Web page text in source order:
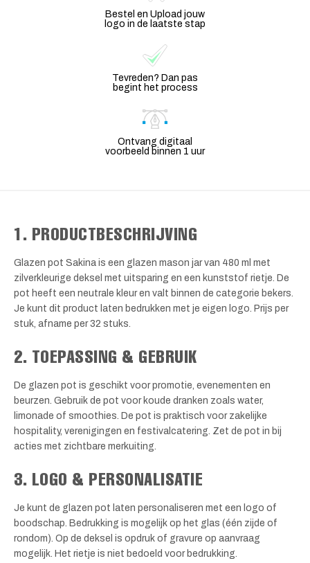
Bestel en Upload jouw
logo in de laatste stap
Tevreden? Dan pas
begint het process
Ontvang digitaal
voorbeeld binnen 1 uur
1. PRODUCTBESCHRIJVING
Glazen pot Sakina is een glazen mason jar van 480 ml met
zilverkleurige deksel met uitsparing en een kunststof rietje. De
pot heeft een neutrale kleur en valt binnen de categorie bekers.
Je kunt dit product laten bedrukken met je eigen logo. Prijs per
stuk, afname per 32 stuks.
2. TOEPASSING & GEBRUIK
De glazen pot is geschikt voor promotie, evenementen en
beurzen. Gebruik de pot voor koude dranken zoals water,
limonade of smoothies. De pot is praktisch voor zakelijke
hospitality, verenigingen en festivalcatering. Zet de pot in bij
acties met zichtbare merkuiting.
3. LOGO & PERSONALISATIE
Je kunt de glazen pot laten personaliseren met een logo of
boodschap. Bedrukking is mogelijk op het glas (één zijde of
rondom). Op de deksel is opdruk of gravure op aanvraag
mogelijk. Het rietje is niet bedoeld voor bedrukking.